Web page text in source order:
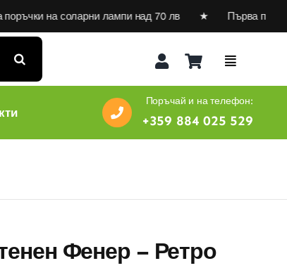
соларни лампи над 70 лв ★ Първа поръчка на
Поръчай и на телефон:
+359 884 025 529
Фенер – Ретро